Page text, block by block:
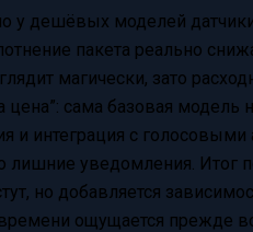
дешёвых моделей датчики
пакета реально
магически, зато
сама базовая модель
и интеграция с голосовыми
лишние уведомления. Итог
но добавляется
ощущается прежде